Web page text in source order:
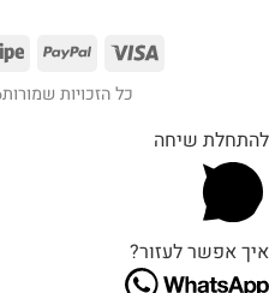
כל הזכויות שמורות2026 ©
להתחלת שיחה
איך אפשר לעזור?